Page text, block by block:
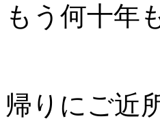
もう何十年
帰りにご近